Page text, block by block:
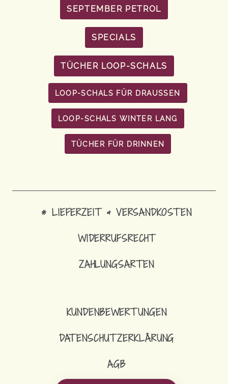
SEPTEMBER PETROL
SPECIALS
TÜCHER LOOP-SCHALS
LOOP-SCHALS FÜR DRAUSSEN
LOOP-SCHALS WINTER LANG
TÜCHER FÜR DRINNEN
* LIEFERZEIT & VERSANDKOSTEN
WIDERRUFSRECHT
ZAHLUNGSARTEN
KUNDENBEWERTUNGEN
DATENSCHUTZERKLÄRUNG
AGB